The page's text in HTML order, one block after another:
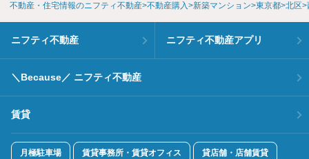
不動産・住宅情報のニフティ不動産 不動産購入 新築マンション 東京都 北区
ニフティ不動産 ニフティ不動産アプリ
＼Because／ ニフティ不動産
賃貸
月極駐車場 賃貸事務所・賃貸オフィス 貸店舗・店舗賃貸